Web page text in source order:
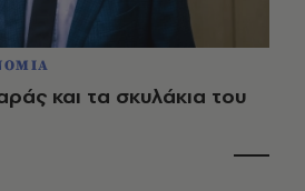
και τα σκυλάκια του